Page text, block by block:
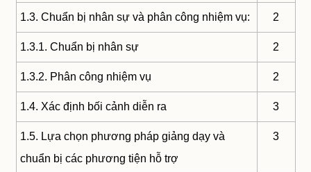
1.3. Chuẩn bị nhân sự và phân công nhiệm vụ: 2
1.3.1. Chuẩn bị nhân sự 2
1.3.2. Phân công nhiệm vụ 2
1.4. Xác định bối cảnh diễn ra 3
1.5. Lựa chọn phương pháp giảng dạy và
chuẩn bị các phương tiện hỗ trợ
3